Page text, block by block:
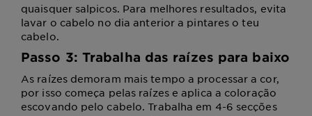
quaisquer salpicos. Para melhores resultados, evita
lavar o cabelo no dia anterior a pintares o teu
cabelo.
Passo 3: Trabalha das raízes para baixo
As raízes demoram mais tempo a processar a cor,
por isso começa pelas raízes e aplica a coloração
escovando pelo cabelo. Trabalha em 4-6 secções